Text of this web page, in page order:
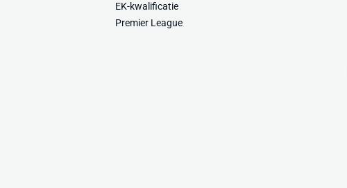
EK-kwalificatie
Premier League